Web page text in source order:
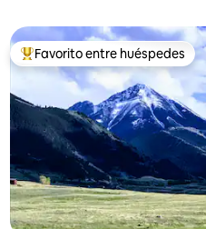
Favorito entre huéspedes
Favorito entre huéspedes